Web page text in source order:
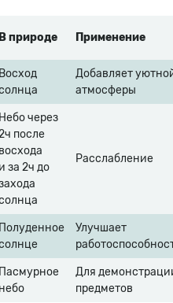
В природе Применение
Восход
Добавляет
атмосферы
Небо через
после
восхода
и за 2ч до
Расслабление
Полуденное
Улучшает
Пасмурное
небо
Для
предметов